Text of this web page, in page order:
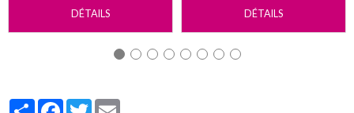
DÉTAILS DÉTAILS
PartagerFacebook
Twitter